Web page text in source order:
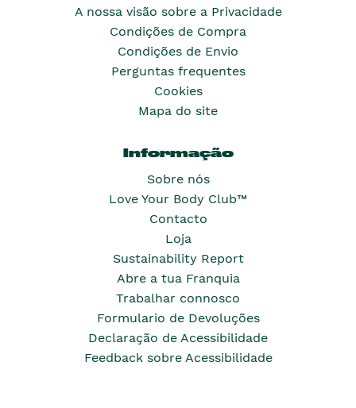
A nossa visão sobre a Privacidade
Condições de Compra
Condições de Envio
Perguntas frequentes
Cookies
Mapa do site
Informação
Sobre nós
Love Your Body Club™
Contacto
Loja
Sustainability Report
Abre a tua Franquia
Trabalhar connosco
Formulario de Devoluções
Declaração de Acessibilidade
Feedback sobre Acessibilidade